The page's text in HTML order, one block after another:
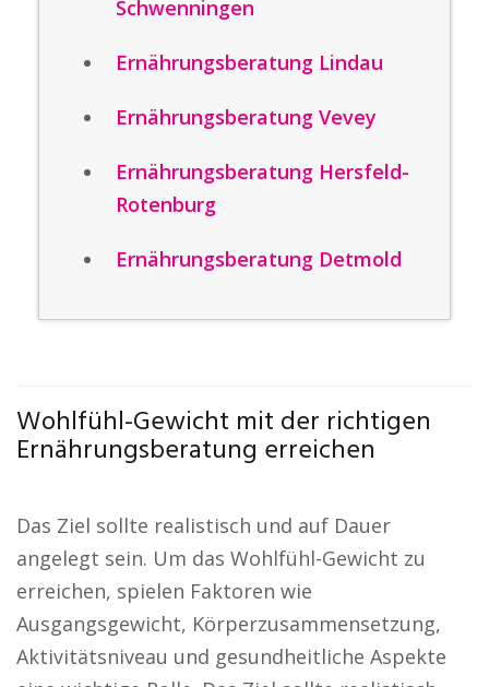
Schwenningen
Ernährungsberatung Lindau
Ernährungsberatung Vevey
Ernährungsberatung Hersfeld-
Rotenburg
Ernährungsberatung Detmold
Wohlfühl-Gewicht mit der richtigen
Ernährungsberatung erreichen
Das Ziel sollte realistisch und auf Dauer
angelegt sein. Um das Wohlfühl-Gewicht zu
erreichen, spielen Faktoren wie
Ausgangsgewicht, Körperzusammensetzung,
Aktivitätsniveau und gesundheitliche Aspekte